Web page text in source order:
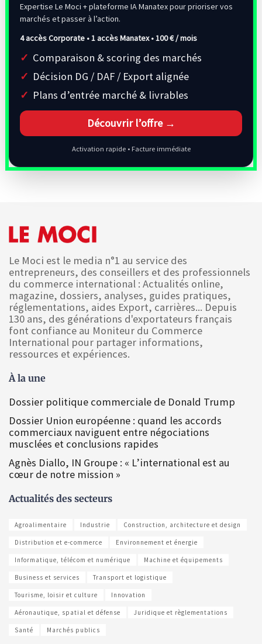
Expertise Le Moci + plateforme IA Manatex pour prioriser vos
marchés et passer à l’action.
4 accès Corporate • 1 accès Manatex •100 € / mois
Comparaison & scoring des marchés
Décision DG / DAF / Export alignée
Plans d’entrée marché & livrables
Découvrir l’offre →
Activation rapide • Facture immédiate
Le Moci est le media n°1 au service des
entrepreneurs, des conseillers et des professionnels
du commerce international : Actualités online,
magazine, dossiers, analyses, guides pratiques,
réglementations, aides Export, carrières... Depuis
130 ans, des générations d'exportateurs français
font confiance au Moniteur du Commerce
International pour partager informations,
ressources et expériences.
À la une
Dossier politique commerciale de Donald Trump
Dossier Union européenne : quand les accords
commerciaux naviguent entre négociations
musclées et conclusions rapides
Agnès Diallo, IN Groupe : « L’international est au
cœur de notre mission »
Actualités des secteurs
Agroalimentaire Industrie Construction, architecture et design
Distribution et e-commerce Environnement et énergie
Informatique, télécom et numérique Machine et équipements
Business et services Transport et logistique
Tourisme, loisir et culture Innovation
Aéronautique, spatial et défense Juridique et règlementations
Santé Marchés publics